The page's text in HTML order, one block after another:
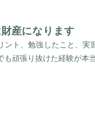
産になります
ント、勉強したこと、実
も頑張り抜けた経験が本